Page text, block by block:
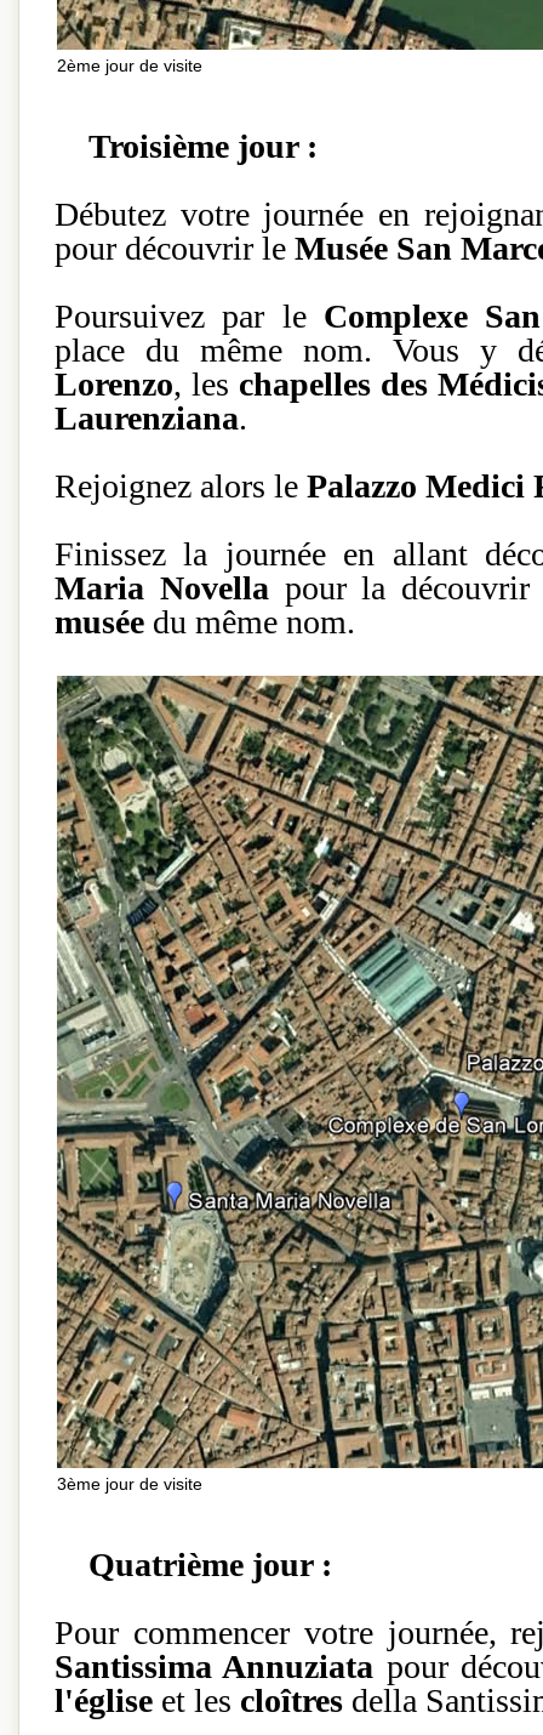
2ème jour de visite
Troisième jour :
Débutez votre journée en
pour découvrir le Musée San
Poursuivez par le Complexe
place du même nom. Vous y
Lorenzo, les chapelles des
Laurenziana.
Rejoignez alors le Palazzo Medici
Finissez la journée en allant
Maria Novella pour la
musée du même nom.
3ème jour de visite
Quatrième jour :
Pour commencer votre journée,
Santissima Annuziata pour
l'église et les cloîtres della